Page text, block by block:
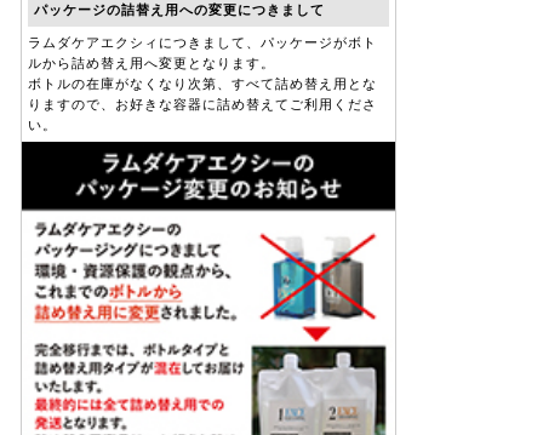
パッケージの詰替え用への変更につきまして
ラムダケアエクシィにつきまして、パッケージがボト
ルから詰め替え用へ変更となります。
ボトルの在庫がなくなり次第、すべて詰め替え用とな
りますので、お好きな容器に詰め替えてご利用くださ
い。